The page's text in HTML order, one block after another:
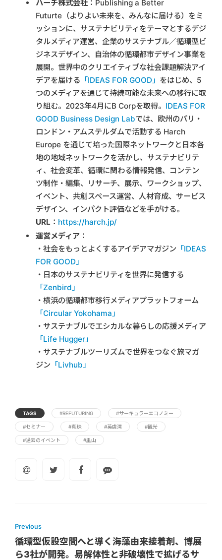
ハーチ株式会社：Publishing a Better
Futurte（よりよい未来を、みんなに届ける）をミ
ッションに、サステナビリティをテーマとするデジ
タルメディア運営、企業のサステナブル／循環型ビ
ジネスデザイン、自治体の循環都市デザイン事業を
展開。世界中のクリエイティブな社会課題解決アイ
デアを届ける 「IDEAS FOR GOOD」 をはじめ、5
つのメディアを通じて持続可能な未来への移行に取
り組む。2023年4月にB Corpを取得。 IDEAS FOR
GOOD Business Design Labでは、欧州のパリ・
ロンドン・アムステルダムで活動する Harch
Europe を通じて培った国際ネットワークと日本各
地の地域ネットワークを活かし、サステナビリテ
ィ、社会変革、循環に関わる情報発信、コンテン
ツ制作・編集、リサーチ、展示、ワークショップ、
イベント、共創スペース運営、人材育成、サービス
デザイン、インパクト評価などを手がける。
URL ： https://harch.jp/
運営メディア ：
・社会をもっとよくするアイデアマガジン 「IDEAS
FOR GOOD」
・日本のサステナビリティを世界に発信する
「Zenbird」
・横浜の循環都市移行メディアプラットフォーム
「Circular Yokohama」
・サステナブルでエシカルな暮らしの応援メディア
「Life Hugger」
・サステナブルツーリズムで世界をつなぐ旅マガ
ジン 「Livhub」
TAGS #REFUTURING #サーキュラーエコノミー
#セミナー #真珠 #英虞湾 #観光
#過去のイベント #里山
Previous
循環型仮設空間へと導く海藻由来接着剤、博展
ら3社が開発。易解体性と非破壊性で拡げるサ